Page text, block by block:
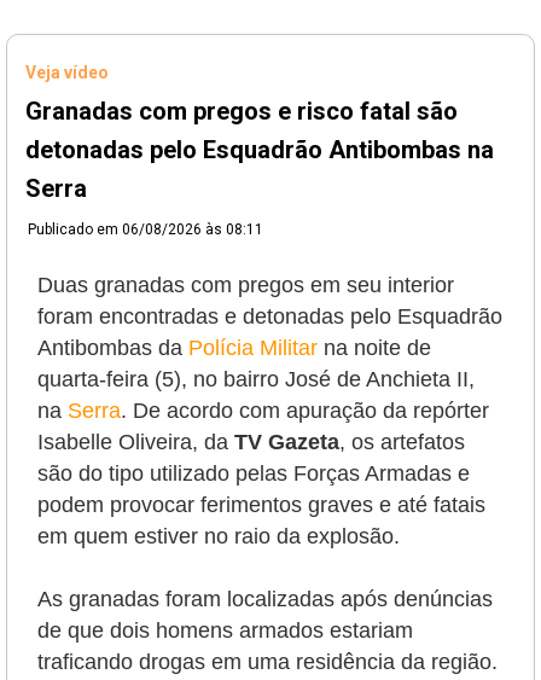
Veja vídeo
Granadas com pregos e risco fatal são
detonadas pelo Esquadrão Antibombas na
Serra
Publicado em 06/08/2026 às 08:11
Duas granadas com pregos em seu interior
foram encontradas e detonadas pelo Esquadrão
Antibombas da Polícia Militar na noite de
quarta-feira (5), no bairro José de Anchieta II,
na Serra. De acordo com apuração da repórter
Isabelle Oliveira, da TV Gazeta, os artefatos
são do tipo utilizado pelas Forças Armadas e
podem provocar ferimentos graves e até fatais
em quem estiver no raio da explosão.
As granadas foram localizadas após denúncias
de que dois homens armados estariam
traficando drogas em uma residência da região.